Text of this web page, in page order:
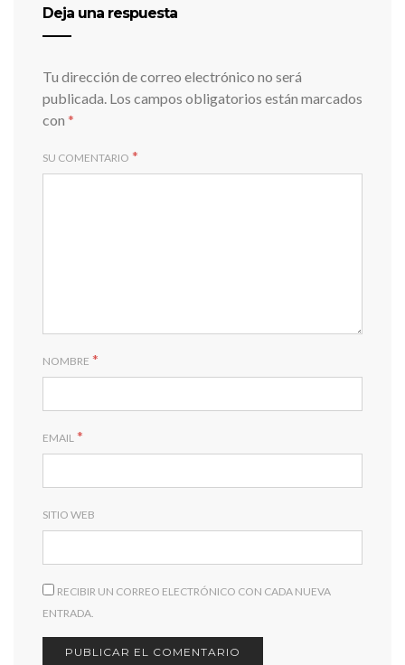
Deja una respuesta
Tu dirección de correo electrónico no será
publicada. Los campos obligatorios están marcados
con *
SU COMENTARIO *
NOMBRE *
EMAIL *
SITIO WEB
RECIBIR UN CORREO ELECTRÓNICO CON CADA NUEVA
ENTRADA.